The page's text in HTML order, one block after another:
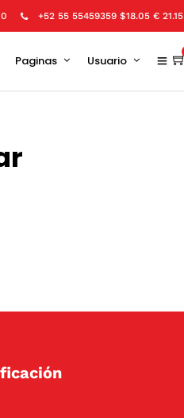
+52 55 55459359 $18.05 € 21.15
Paginas Usuario